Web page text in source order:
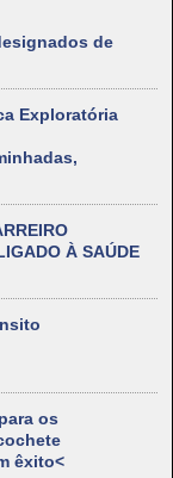
de
Exploratória
À SAÚDE
os
êxito<